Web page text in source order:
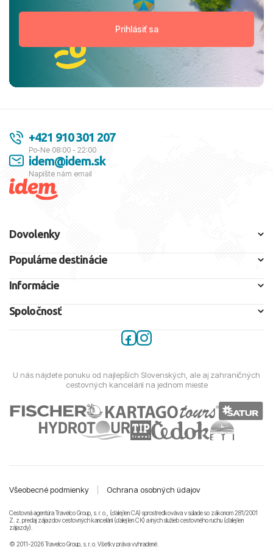
+421 910 301 207
Po-Ne 08:00 - 22:00
idem@idem.sk
Napíšte nám email
Dovolenky
Populárne destinácie
Informácie
Spoločnosť
U nás nájdete ponuku od najlepších Slovenských, ale aj zahraničných
cestovných kancelárií na jednom mieste
Všeobecné podmienky Ochrana osobných údajov
Cestovná agentúra Travelco Group, s. r. o., (ďalej len CA) sprostredkováva v súlade so zákonom 281/2001
Z. z. predaj zájazdov cestovných kancelárii (ďalej len CK) a iných služieb cestovného ruchu (ďalej len
zájazdy).
© 2011-2026 Travelco Group, s. r. o. Všetky práva vyhradené.